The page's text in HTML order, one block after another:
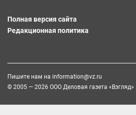
Полная версия сайта
Редакционная политика
Пишите нам на information@vz.ru
© 2005 — 2026 ООО Деловая газета «Взгляд»